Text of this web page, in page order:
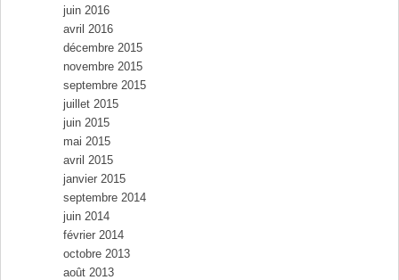
juin 2016
avril 2016
décembre 2015
novembre 2015
septembre 2015
juillet 2015
juin 2015
mai 2015
avril 2015
janvier 2015
septembre 2014
juin 2014
février 2014
octobre 2013
août 2013